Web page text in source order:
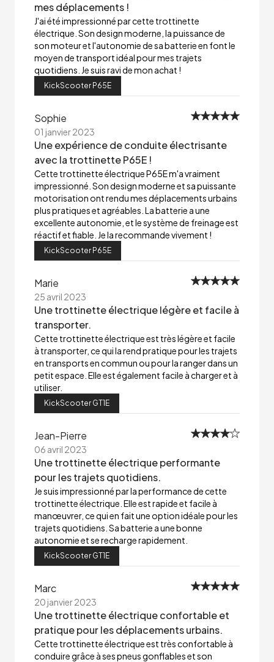
mes déplacements !
J'ai été impressionné par cette trottinette
électrique. Son design moderne, la puissance de
son moteur et l'autonomie de sa batterie en font le
moyen de transport idéal pour mes trajets
quotidiens. Je suis ravi de mon achat !
KickScooter P65E
Sophie
01 janvier 2023
Une expérience de conduite électrisante
avec la trottinette P65E !
Cette trottinette électrique P65E m'a vraiment
impressionné. Son design moderne et sa puissante
motorisation ont rendu mes déplacements urbains
plus pratiques et agréables. La batterie a une
excellente autonomie, et le système de freinage est
réactif et fiable. Je la recommande vivement !
KickScooter P65E
Marie
25 avril 2023
Une trottinette électrique légère et facile à
transporter.
Cette trottinette électrique est très légère et facile
à transporter, ce qui la rend pratique pour les trajets
en transports en commun ou pour la ranger dans un
petit espace. Elle est également facile à charger et à
utiliser.
KickScooter GT1E
Jean-Pierre
06 avril 2023
Une trottinette électrique performante
pour les trajets quotidiens.
Je suis impressionné par la performance de cette
trottinette électrique. Elle est rapide et facile à
manœuvrer, ce qui en fait une option idéale pour les
trajets quotidiens. Sa batterie a une bonne
autonomie et se recharge rapidement.
KickScooter GT1E
Marc
20 janvier 2023
Une trottinette électrique confortable et
pratique pour les déplacements urbains.
Cette trottinette électrique est très confortable à
conduire grâce à ses pneus gonflables et son